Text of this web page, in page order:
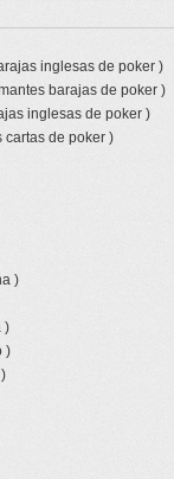
inglesas de poker )
barajas de poker )
inglesas de poker )
cartas de poker )
)
)
)